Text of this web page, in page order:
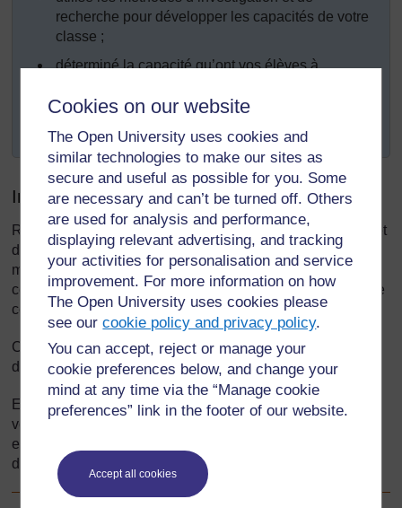
Cookies on our website
The Open University uses cookies and
similar technologies to make our sites as
secure and useful as possible for you. Some
are necessary and can’t be turned off. Others
are used for analysis and performance,
displaying relevant advertising, and tracking
your activities for personalisation and service
improvement. For more information on how
The Open University uses cookies please
see ourcookie policy and privacy policy.
You can accept, reject or manage your
cookie preferences below, and change your
mind at any time via the “Manage cookie
preferences” link in the footer of our website.
Accept all cookies
recherche pour développer les capacités de votre
classe ;
déterminé la capacité qu’ont vos élèves à
recherché des façons de créer des histoires ou des
récits originaux.
Introduction
Raconter des histoires est un élément important de la vie et
de la culture des communautés. Ce module considère les
manières de renforcer les liens entre l’école et la
communauté par l’utilisation des histoires de cette dernière
comme ressources d’apprentissage.
Cette section vous présente l'importance de la recherche
dans l'enseignement et l'apprentissage.
En réalisant des activités d’investigation et de recherche,
vous trouverez des réponses à vos questions, vous
essayerez des nouvelles idées pour ensuite les utiliser
dans le cadre d'un ouvrage original.